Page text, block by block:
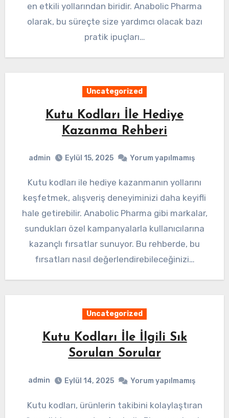
en etkili yollarından biridir. Anabolic Pharma
olarak, bu süreçte size yardımcı olacak bazı
pratik ipuçları…
Uncategorized
Kutu Kodları İle Hediye
Kazanma Rehberi
admin Eylül 15, 2025 Yorum yapılmamış
Kutu kodları ile hediye kazanmanın yollarını
keşfetmek, alışveriş deneyiminizi daha keyifli
hale getirebilir. Anabolic Pharma gibi markalar,
sundukları özel kampanyalarla kullanıcılarına
kazançlı fırsatlar sunuyor. Bu rehberde, bu
fırsatları nasıl değerlendirebileceğinizi…
Uncategorized
Kutu Kodları İle İlgili Sık
Sorulan Sorular
admin Eylül 14, 2025 Yorum yapılmamış
Kutu kodları, ürünlerin takibini kolaylaştıran